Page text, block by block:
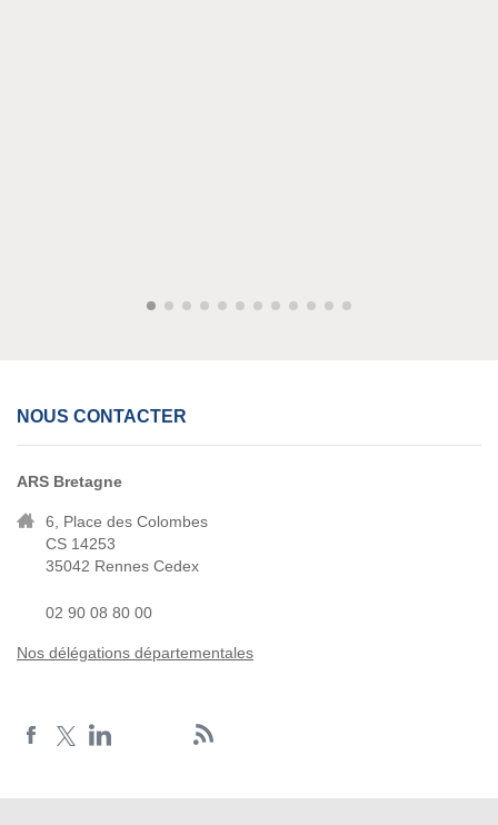
NOUS CONTACTER
ARS Bretagne
6, Place des Colombes
CS 14253
35042 Rennes Cedex
02 90 08 80 00
Nos délégations départementales